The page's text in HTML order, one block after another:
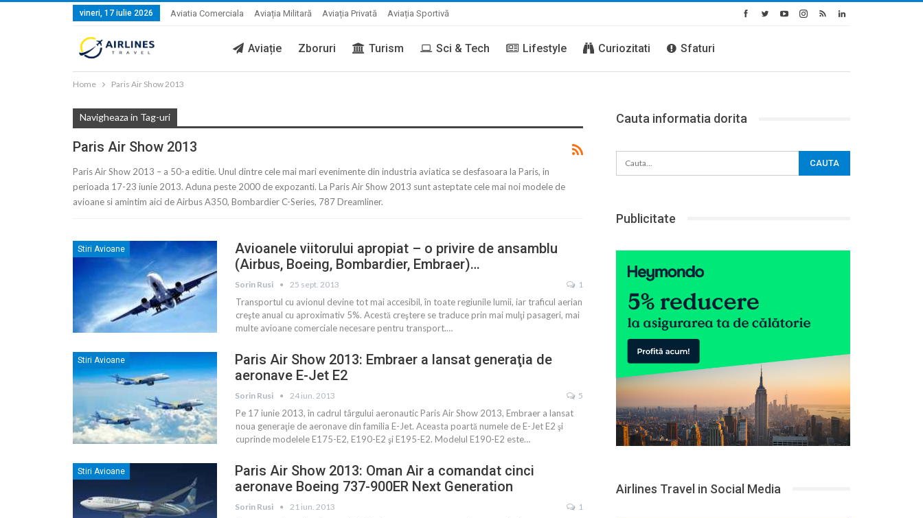
vineri, 17 iulie 2026 Aviatia Comerciala Aviația Militară Aviația Privată Aviația Sportivă
Aviație Zboruri Turism Sci & Tech Lifestyle Curiozitati Sfaturi
Home Paris Air Show 2013
Navigheaza in Tag-uri
Paris Air Show 2013
Paris Air Show 2013 – a 50-a editie. Unul dintre cele mai mari evenimente din industria aviatica se desfasoara la Paris, in
perioada 17-23 iunie 2013. Aduna peste 2000 de expozanti. La Paris Air Show 2013 sunt asteptate cele mai noi modele de
avioane si amintim aici de Airbus A350, Bombardier C-Series, 787 Dreamliner.
Stiri Avioane
Avioanele viitorului apropiat – o privire de ansamblu
(Airbus, Boeing, Bombardier, Embraer)…
Sorin Rusi 25 sept. 2013 1
Transportul cu avionul devine tot mai accesibil, în toate regiunile lumii, iar traficul aerian
creşte anual cu aproximativ 5%. Acestă creştere se traduce prin mai mulţi pasageri, mai
multe avioane comerciale necesare pentru transport.…
Stiri Avioane
Paris Air Show 2013: Embraer a lansat generaţia de
aeronave E-Jet E2
Sorin Rusi 24 iun. 2013 5
Pe 17 iunie 2013, în cadrul târgului aeronautic Paris Air Show 2013, Embraer a lansat
noua generaţie de aeronave din familia E-Jet. Aceasta poartă numele de E-Jet E2 şi
cuprinde modelele E175-E2, E190-E2 şi E195-E2. Modelul E190-E2 este…
Stiri Avioane
Paris Air Show 2013: Oman Air a comandat cinci
aeronave Boeing 737-900ER Next Generation
Sorin Rusi 21 iun. 2013 1
Cauta informatia dorita
Publicitate
Airlines Travel in Social Media